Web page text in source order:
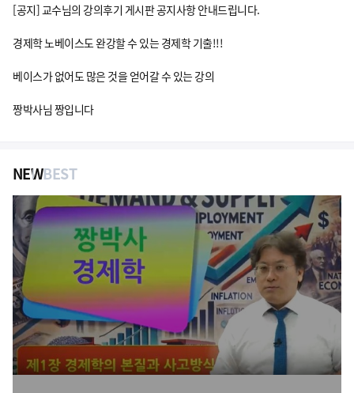
[공지] 교수님의 강의후기 게시판 공지사항 안내드립니다.
경제학 노베이스도 완강할 수 있는 경제학 기출!!!
베이스가 없어도 많은 것을 얻어갈 수 있는 강의
짱박사님 짱입니다
NEWBEST